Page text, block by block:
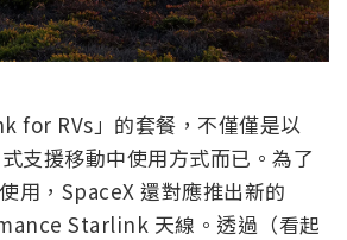
for RVs」的套餐，不僅僅是以
支援移動中使用方式而已。為了
用，SpaceX 還對應推出新的
Starlink 天線。透過（看起